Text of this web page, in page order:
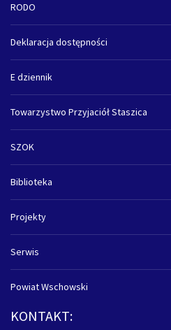
RODO
Deklaracja dostępności
E dziennik
Towarzystwo Przyjaciół Staszica
SZOK
Biblioteka
Projekty
Serwis
Powiat Wschowski
KONTAKT: